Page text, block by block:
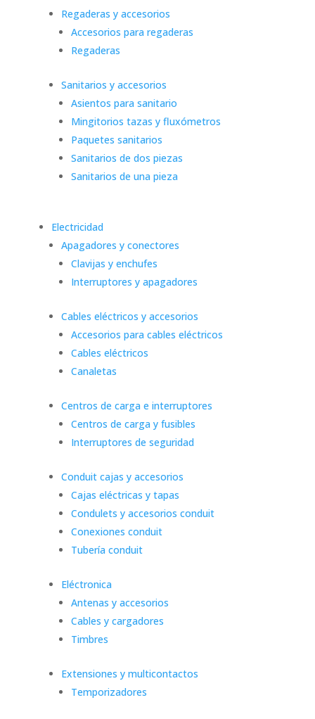
Regaderas y accesorios
Accesorios para regaderas
Regaderas
Sanitarios y accesorios
Asientos para sanitario
Mingitorios tazas y fluxómetros
Paquetes sanitarios
Sanitarios de dos piezas
Sanitarios de una pieza
Electricidad
Apagadores y conectores
Clavijas y enchufes
Interruptores y apagadores
Cables eléctricos y accesorios
Accesorios para cables eléctricos
Cables eléctricos
Canaletas
Centros de carga e interruptores
Centros de carga y fusibles
Interruptores de seguridad
Conduit cajas y accesorios
Cajas eléctricas y tapas
Condulets y accesorios conduit
Conexiones conduit
Tubería conduit
Eléctronica
Antenas y accesorios
Cables y cargadores
Timbres
Extensiones y multicontactos
Temporizadores